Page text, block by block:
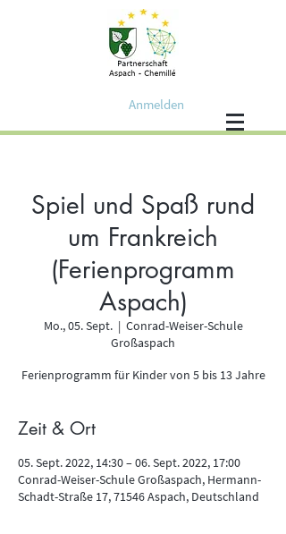
Anmelden
Spiel und Spaß rund
um Frankreich
(Ferienprogramm
Aspach)
Mo., 05. Sept.
  |
Conrad-Weiser-Schule
Großaspach
Ferienprogramm für Kinder von 5 bis 13 Jahre
Zeit & Ort
05. Sept. 2022, 14:30 – 06. Sept. 2022, 17:00
Conrad-Weiser-Schule Großaspach, Hermann-
Schadt-Straße 17, 71546 Aspach, Deutschland